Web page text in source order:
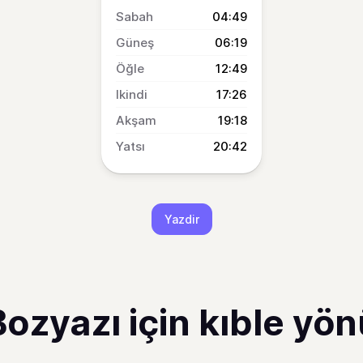
04:49
06:19
12:49
17:26
19:18
20:42
Yazdir
için kıble